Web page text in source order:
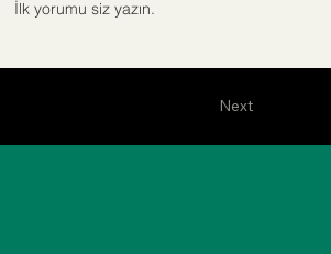
İlk yorumu siz yazın.
Next